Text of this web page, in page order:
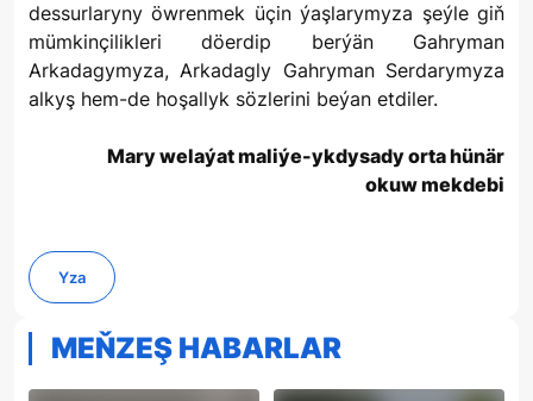
dessurlaryny öwrenmek üçin ýaşlarymyza şeýle giň
mümkinçilikleri döerdip berýän Gahryman
Arkadagymyza, Arkadagly Gahryman Serdarymyza
alkyş hem-de hoşallyk sözlerini beýan etdiler.
Mary welaýat maliýe-ykdysady orta hünär
okuw mekdebi
Yza
MEŇZEŞ HABARLAR